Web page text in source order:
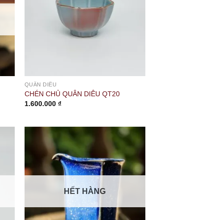
QUÂN DIÊU
CHÉN CHỦ QUÂN DIÊU QT20
1.600.000 ₫
HẾT HÀNG